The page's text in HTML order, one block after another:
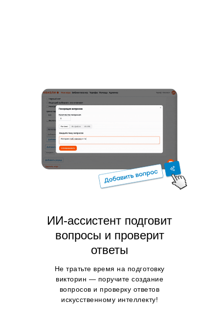
ИИ-ассистент подговит
вопросы и проверит
ответы
Не тратьте время на подготовку
викторин — поручите создание
вопросов и проверку ответов
искусственному интеллекту!